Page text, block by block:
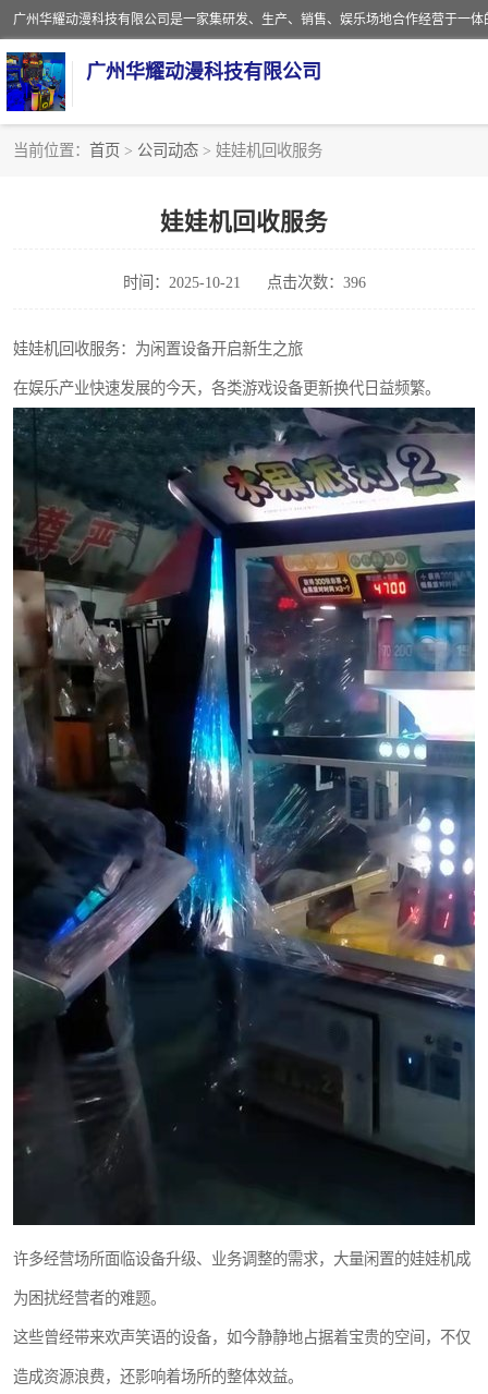
广州华耀动漫科技有限公司
当前位置： 首页 > 公司动态 > 娃娃机回收服务
娃娃机回收服务
时间：2025-10-21 点击次数：396
娃娃机回收服务：为闲置设备开启新生之旅
在娱乐产业快速发展的今天，各类游戏设备更新换代日益频繁。
许多经营场所面临设备升级、业务调整的需求，大量闲置的娃娃机成
为困扰经营者的难题。
这些曾经带来欢声笑语的设备，如今静静地占据着宝贵的空间，不仅
造成资源浪费，还影响着场所的整体效益。
游戏厅回收